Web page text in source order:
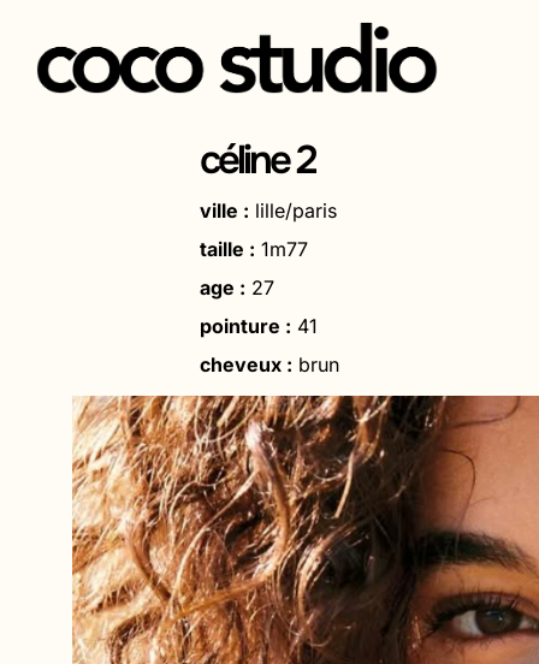
Aller
céline 2
ville : lille/paris
taille : 1m77
age : 27
pointure : 41
cheveux : brun